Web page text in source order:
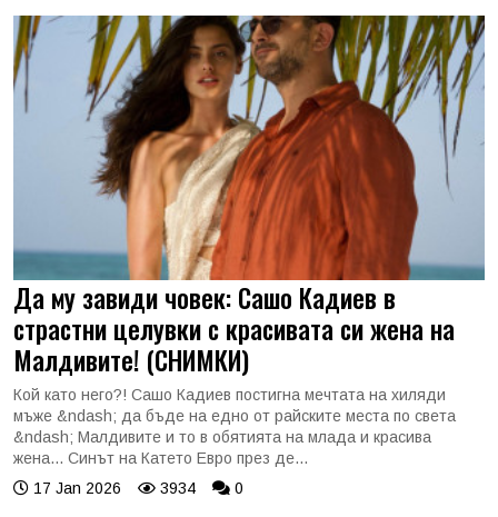
Да му завиди човек: Сашо Кадиев в
страстни целувки с красивата си жена на
Малдивите! (СНИМКИ)
Кой като него?! Сашо Кадиев постигна мечтата на хиляди
мъже &ndash; да бъде на едно от райските места по света
&ndash; Малдивите и то в обятията на млада и красива
жена... Синът на Катето Евро през де...
17 Jan 2026
3934 0